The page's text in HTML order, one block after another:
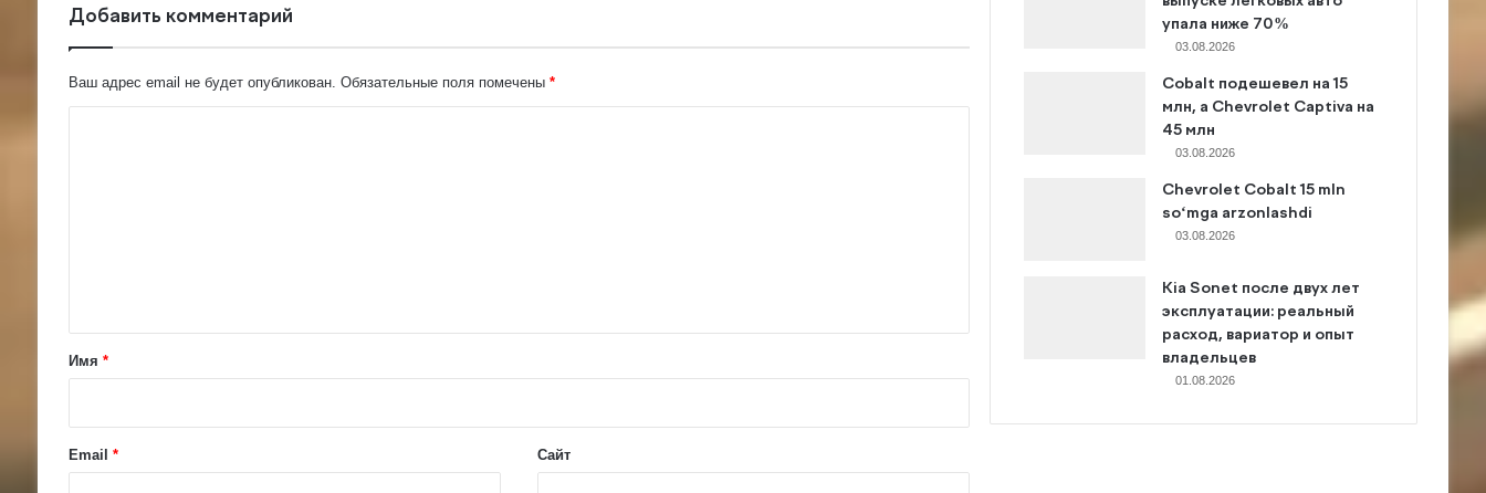
Добавить комментарий
Ваш адрес email не будет опубликован. Обязательные поля помечены *
а
й
Имя *
Email * Сайт
упала ниже 70%
03.08.2026
Cobalt подешевел на 15
млн, а Chevrolet Captiva на
45 млн
03.08.2026
Chevrolet Cobalt 15 mln
so‘mga arzonlashdi
03.08.2026
Kia Sonet после двух лет
эксплуатации: реальный
расход, вариатор и опыт
владельцев
01.08.2026